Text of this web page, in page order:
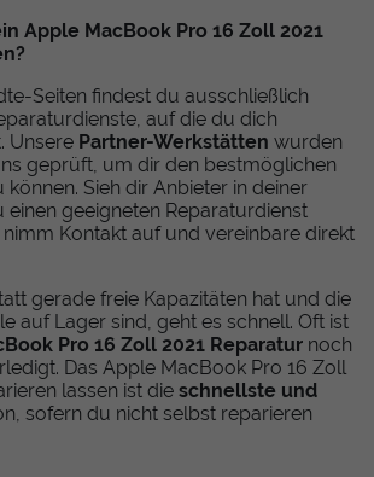
Apple MacBook Pro 16 Zoll 2021
Seiten findest du ausschließlich
auf die du dich
Unsere Partner-Werkstätten wurden
geprüft, um dir den bestmöglichen
können. Sieh dir Anbieter in deiner
einen geeigneten Reparaturdienst
Kontakt auf und vereinbare direkt
gerade freie Kapazitäten hat und die
auf Lager sind, geht es schnell. Oft ist
Pro 16 Zoll 2021 Reparatur noch
Das Apple MacBook Pro 16 Zoll
lassen ist die schnellste und
sofern du nicht selbst reparieren